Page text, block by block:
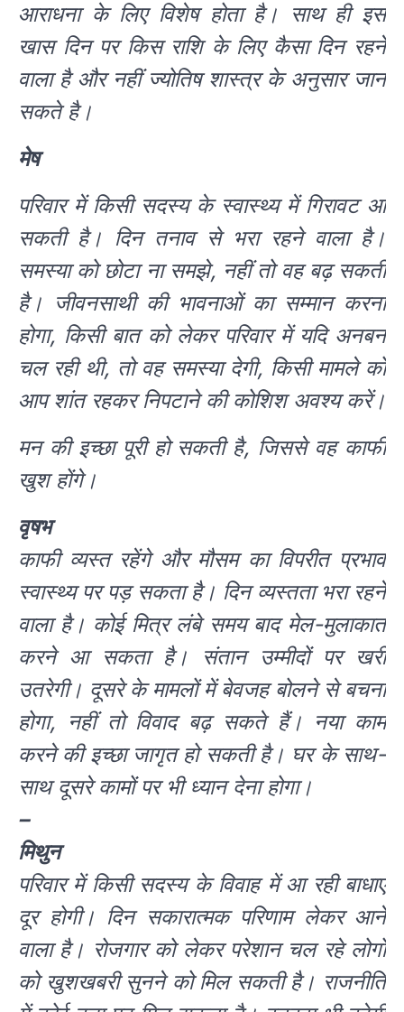
आराधना के लिए विशेष होता है। साथ ही इस
खास दिन पर किस राशि के लिए कैसा दिन रहने
वाला है और नहीं ज्योतिष शास्त्र के अनुसार जान
सकते है।
मेष
परिवार में किसी सदस्य के स्वास्थ्य में गिरावट आ
सकती है। दिन तनाव से भरा रहने वाला है।
समस्या को छोटा ना समझे, नहीं तो वह बढ़ सकती
है। जीवनसाथी की भावनाओं का सम्मान करना
होगा, किसी बात को लेकर परिवार में यदि अनबन
चल रही थी, तो वह समस्या देगी, किसी मामले को
आप शांत रहकर निपटाने की कोशिश अवश्य करें।
मन की इच्छा पूरी हो सकती है, जिससे वह काफी
खुश होंगे।
वृषभ
काफी व्यस्त रहेंगे और मौसम का विपरीत प्रभाव
स्वास्थ्य पर पड़ सकता है। दिन व्यस्तता भरा रहने
वाला है। कोई मित्र लंबे समय बाद मेल-मुलाकात
करने आ सकता है। संतान उम्मीदों पर खरी
उतरेगी। दूसरे के मामलों में बेवजह बोलने से बचना
होगा, नहीं तो विवाद बढ़ सकते हैं। नया काम
करने की इच्छा जागृत हो सकती है। घर के साथ-
साथ दूसरे कामों पर भी ध्यान देना होगा।
–
मिथुन
परिवार में किसी सदस्य के विवाह में आ रही बाधाएं
दूर होगी। दिन सकारात्मक परिणाम लेकर आने
वाला है। रोजगार को लेकर परेशान चल रहे लोगों
को खुशखबरी सुनने को मिल सकती है। राजनीति